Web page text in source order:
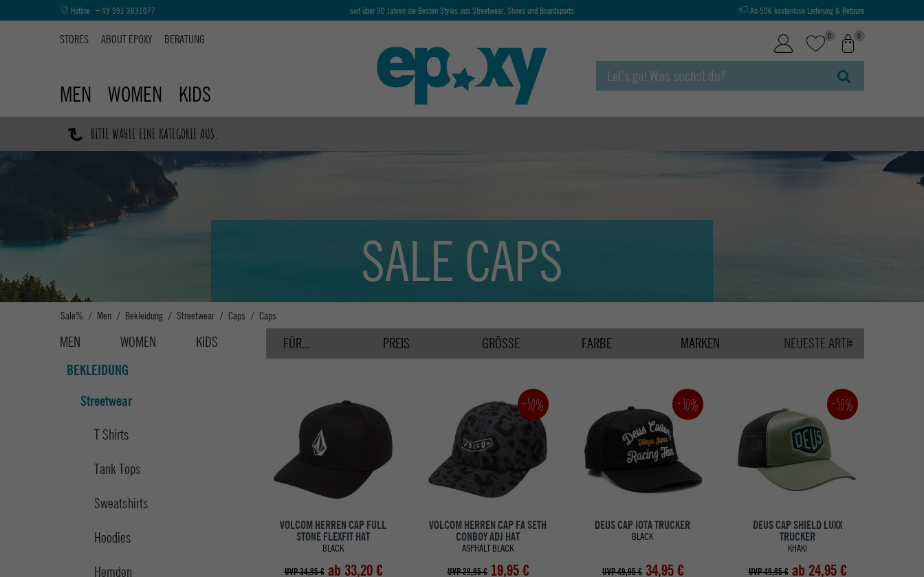
Hotline: +49 991 3831077 seit über 30 Jahren die Besten Styles aus Streetwear, Shoes und Boardsports Ab 50€ kostenlose Lieferung & Retoure
STORES ABOUT EPOXY BERATUNG
MEN WOMEN KIDS
0 0
↷ BITTE WÄHLE EINE KATEGORIE AUS.
SALE CAPS
Sale% Men Bekleidung Streetwear Caps Caps
MEN WOMEN KIDS
BEKLEIDUNG
Streetwear
T Shirts
Tank Tops
Sweatshirts
Hoodies
Hemden
FÜR... PREIS GRÖSSE FARBE MARKEN
VOLCOM HERREN CAP FULL
STONE FLEXFIT HAT
BLACK
UVP 34,95 € ab 33,20 €
-50%
VOLCOM HERREN CAP FA SETH
CONBOY ADJ HAT
ASPHALT BLACK
UVP 39,95 € 19,95 €
-30%
DEUS CAP IOTA TRUCKER
BLACK
UVP 49,95 € 34,95 €
-50%
DEUS CAP SHIELD LUXX
TRUCKER
KHAKI
UVP 49,95 € ab 24,95 €